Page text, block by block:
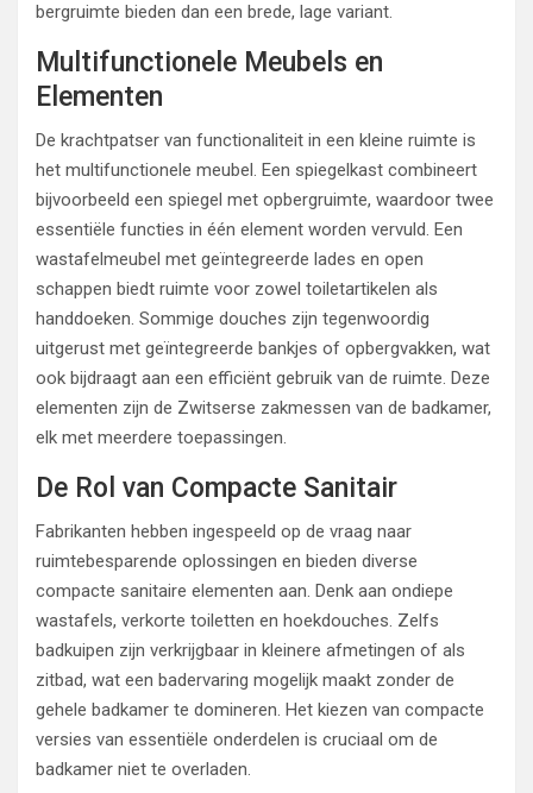
bergruimte bieden dan een brede, lage variant.
Multifunctionele Meubels en
Elementen
De krachtpatser van functionaliteit in een kleine ruimte is
het multifunctionele meubel. Een spiegelkast combineert
bijvoorbeeld een spiegel met opbergruimte, waardoor twee
essentiële functies in één element worden vervuld. Een
wastafelmeubel met geïntegreerde lades en open
schappen biedt ruimte voor zowel toiletartikelen als
handdoeken. Sommige douches zijn tegenwoordig
uitgerust met geïntegreerde bankjes of opbergvakken, wat
ook bijdraagt aan een efficiënt gebruik van de ruimte. Deze
elementen zijn de Zwitserse zakmessen van de badkamer,
elk met meerdere toepassingen.
De Rol van Compacte Sanitair
Fabrikanten hebben ingespeeld op de vraag naar
ruimtebesparende oplossingen en bieden diverse
compacte sanitaire elementen aan. Denk aan ondiepe
wastafels, verkorte toiletten en hoekdouches. Zelfs
badkuipen zijn verkrijgbaar in kleinere afmetingen of als
zitbad, wat een badervaring mogelijk maakt zonder de
gehele badkamer te domineren. Het kiezen van compacte
versies van essentiële onderdelen is cruciaal om de
badkamer niet te overladen.